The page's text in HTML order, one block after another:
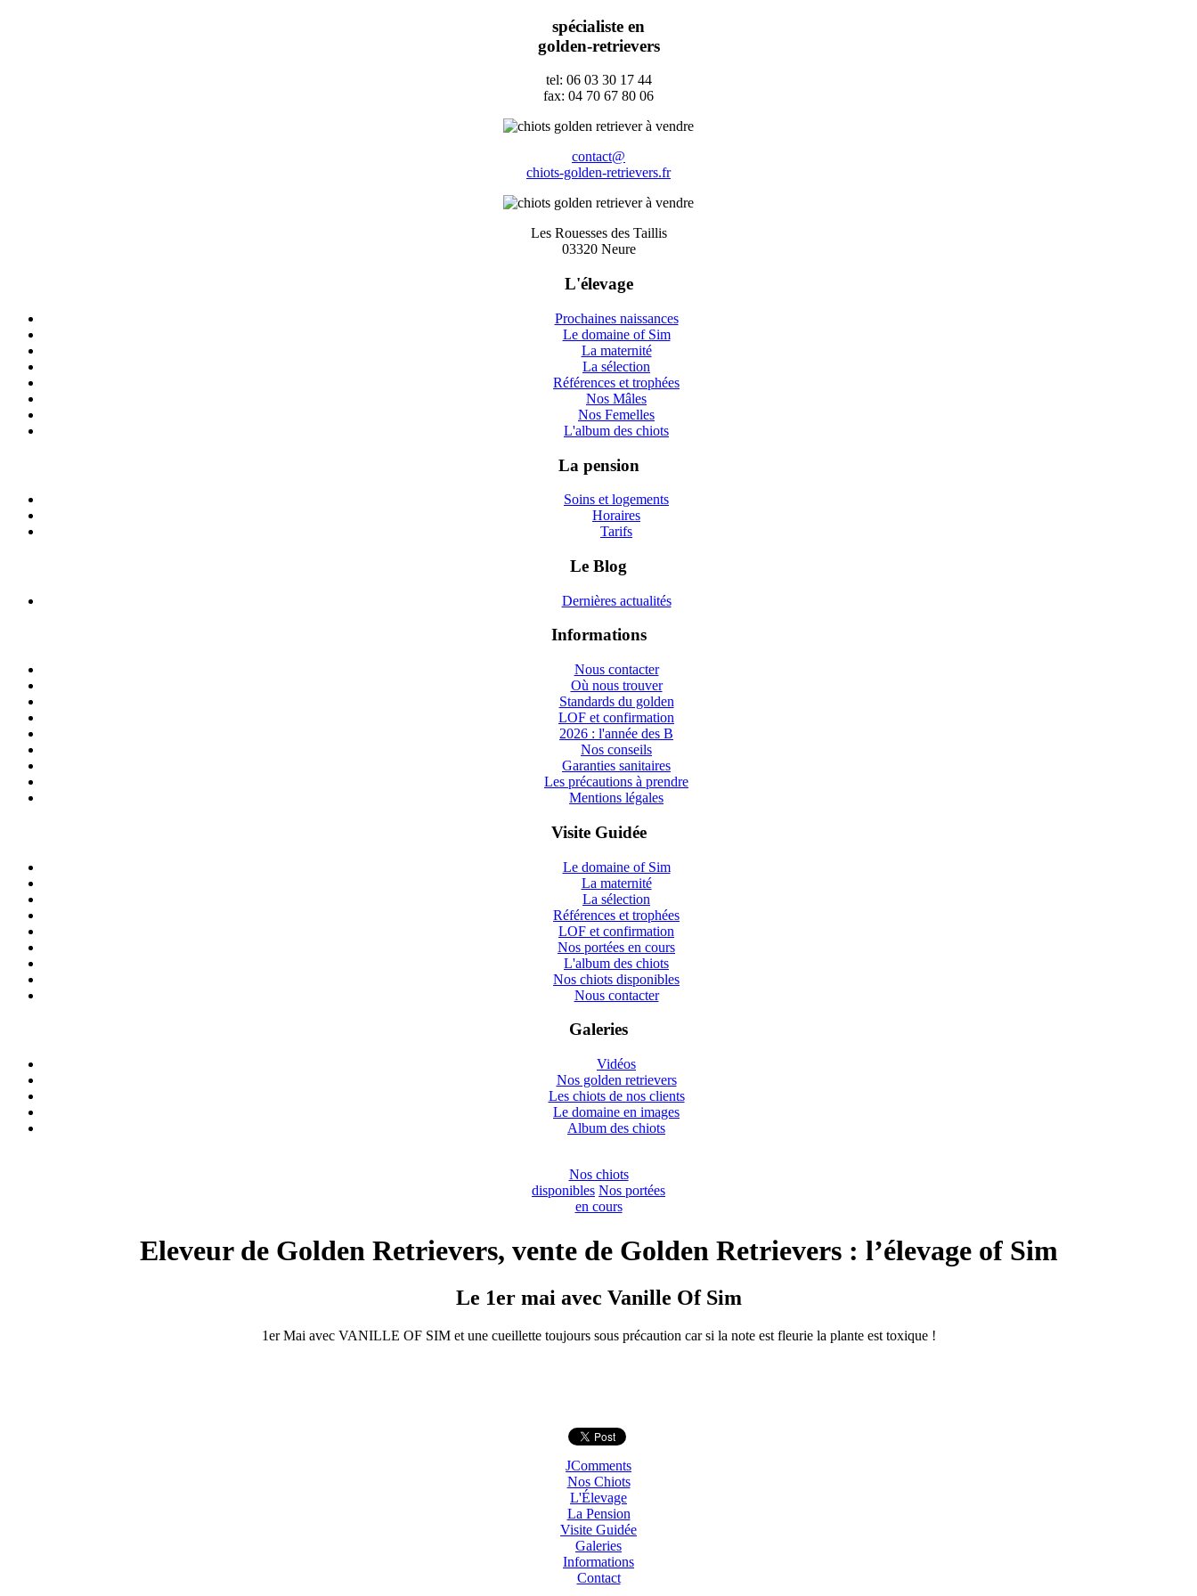
spécialiste en
golden-retrievers
tel: 06 03 30 17 44
fax: 04 70 67 80 06
contact@
chiots-golden-retrievers.fr
Les Rouesses des Taillis
03320 Neure
L'élevage
Prochaines naissances
Le domaine of Sim
La maternité
La sélection
Références et trophées
Nos Mâles
Nos Femelles
L'album des chiots
La pension
Soins et logements
Horaires
Tarifs
Le Blog
Dernières actualités
Informations
Nous contacter
Où nous trouver
Standards du golden
LOF et confirmation
2026 : l'année des B
Nos conseils
Garanties sanitaires
Les précautions à prendre
Mentions légales
Visite Guidée
Le domaine of Sim
La maternité
La sélection
Références et trophées
LOF et confirmation
Nos portées en cours
L'album des chiots
Nos chiots disponibles
Nous contacter
Galeries
Vidéos
Nos golden retrievers
Les chiots de nos clients
Le domaine en images
Album des chiots
Nos chiots
disponibles Nos portées
en cours
Eleveur de Golden Retrievers, vente de Golden Retrievers : l’élevage of Sim
Le 1er mai avec Vanille Of Sim
1er Mai avec VANILLE OF SIM et une cueillette toujours sous précaution car si la note est fleurie la plante est toxique !
JComments
Nos Chiots
L'Élevage
La Pension
Visite Guidée
Galeries
Informations
Contact